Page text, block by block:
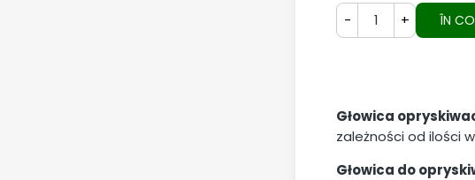
- + ÎN
Głowica
zależności od ilości
Głowica do